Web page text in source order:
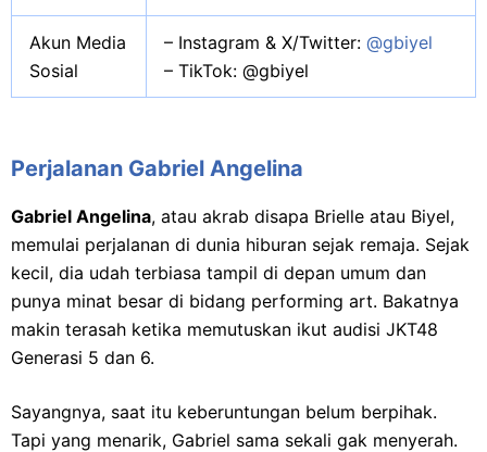
Akun Media
Sosial
– Instagram & X/Twitter: @gbiyel
– TikTok: @gbiyel
Perjalanan Gabriel Angelina
Gabriel Angelina, atau akrab disapa Brielle atau Biyel,
memulai perjalanan di dunia hiburan sejak remaja. Sejak
kecil, dia udah terbiasa tampil di depan umum dan
punya minat besar di bidang performing art. Bakatnya
makin terasah ketika memutuskan ikut audisi JKT48
Generasi 5 dan 6.
Sayangnya, saat itu keberuntungan belum berpihak.
Tapi yang menarik, Gabriel sama sekali gak menyerah.